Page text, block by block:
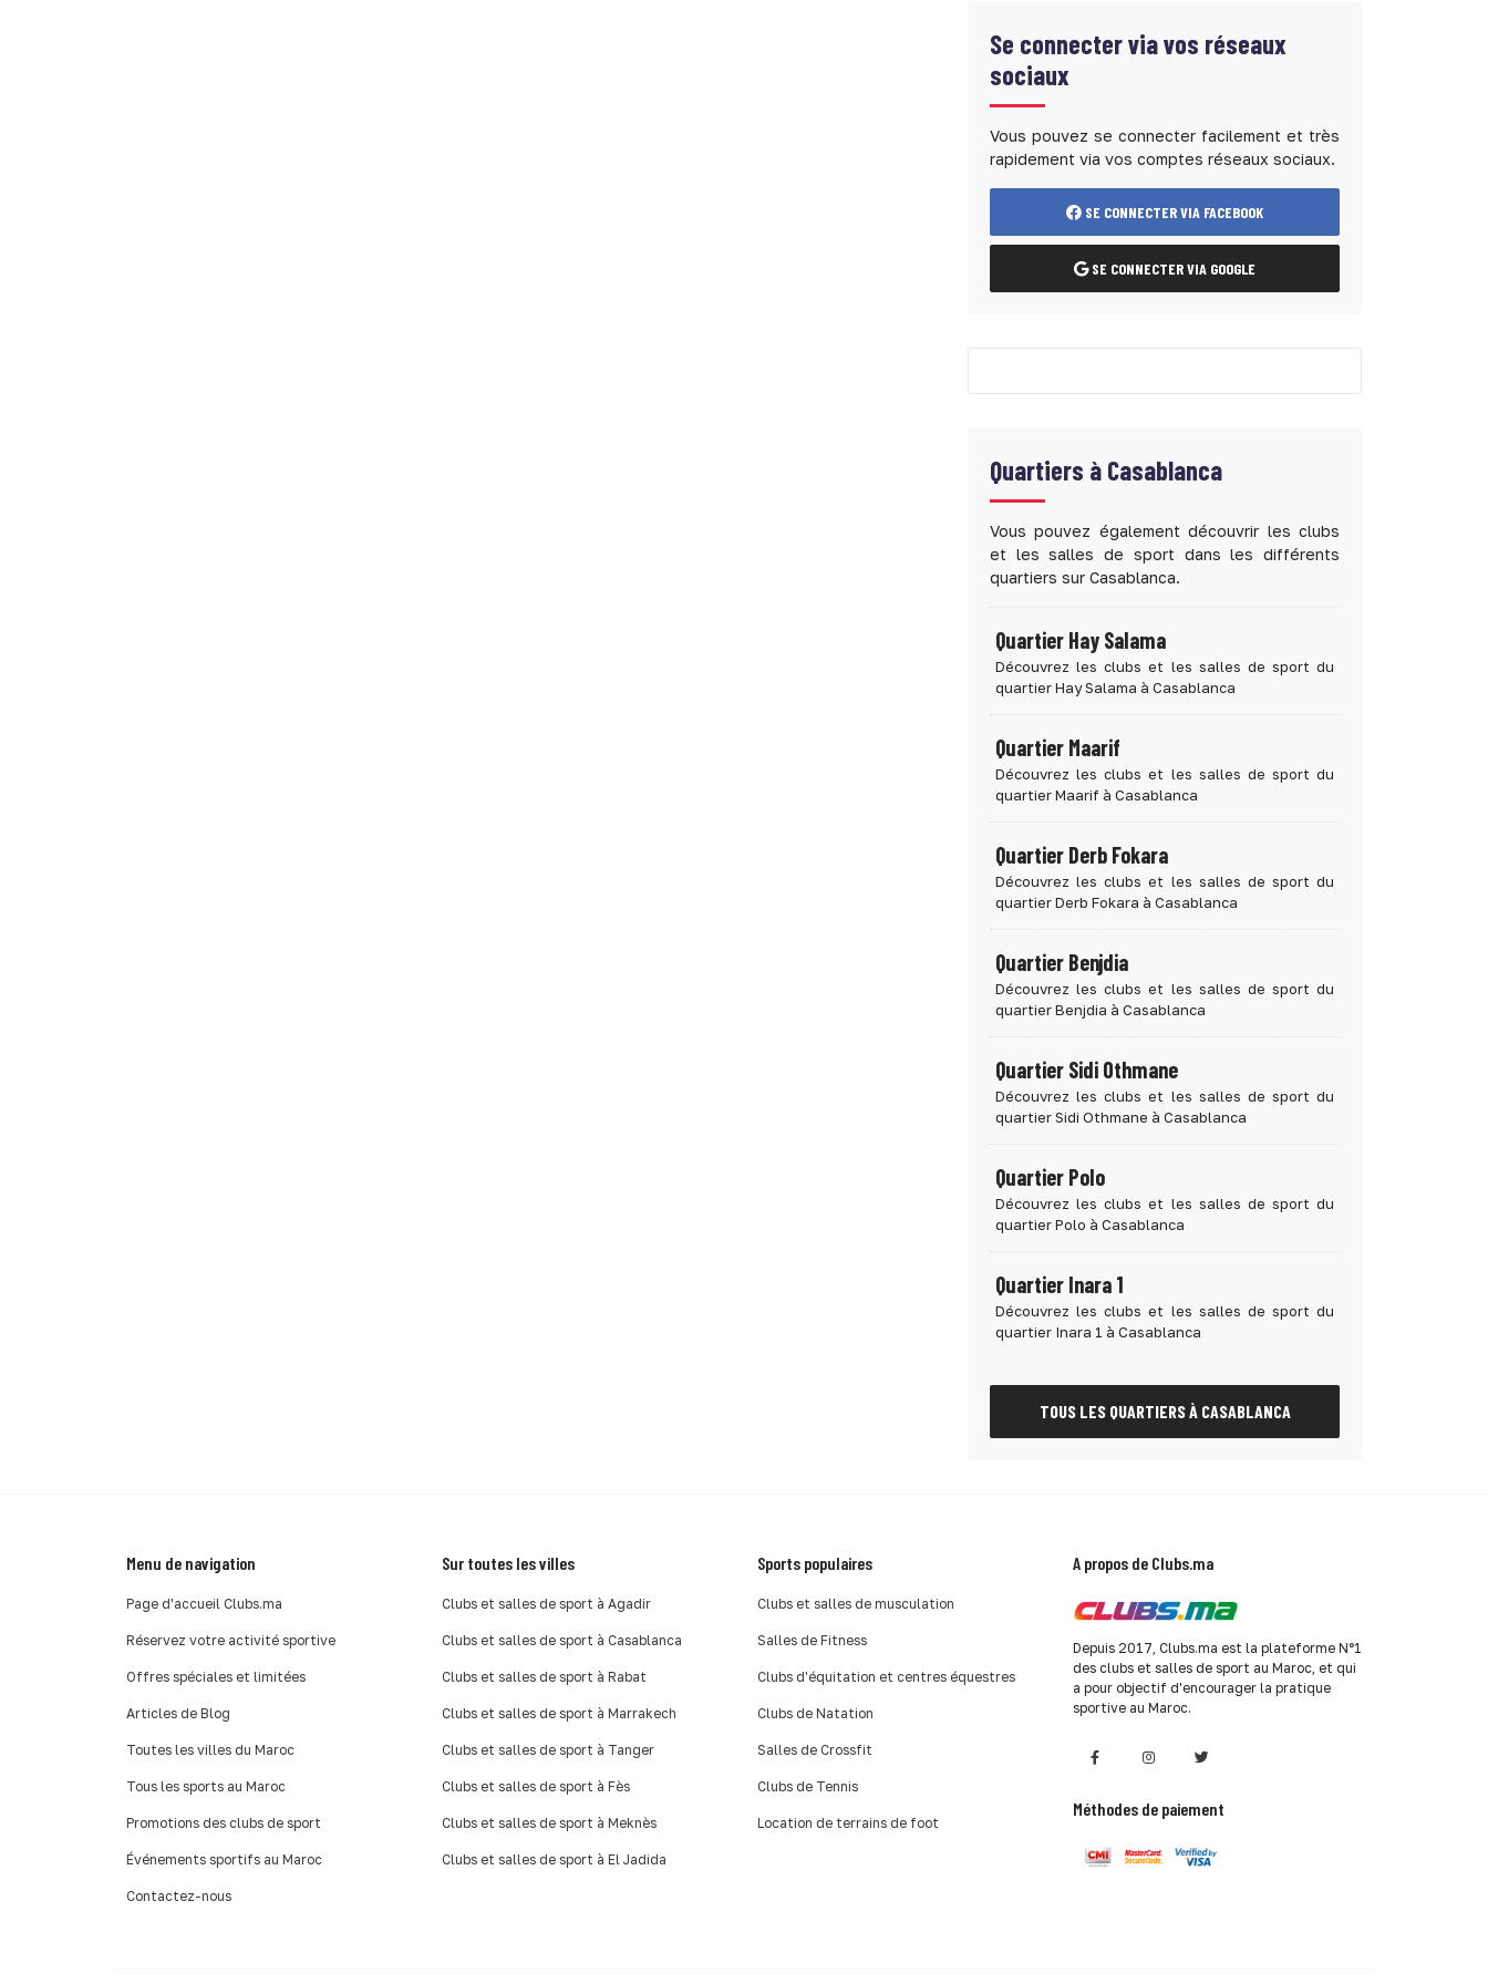
Se connecter via vos réseaux
sociaux
Vous pouvez se connecter facilement et très
rapidement via vos comptes réseaux sociaux.
SE CONNECTER VIA FACEBOOK
SE CONNECTER VIA GOOGLE
Quartiers à Casablanca
Vous pouvez également découvrir les clubs
et les salles de sport dans les différents
quartiers sur Casablanca.
Quartier Hay Salama
Découvrez les clubs et les salles de sport du
quartier Hay Salama à Casablanca
Quartier Maarif
Découvrez les clubs et les salles de sport du
quartier Maarif à Casablanca
Quartier Derb Fokara
Découvrez les clubs et les salles de sport du
quartier Derb Fokara à Casablanca
Quartier Benjdia
Découvrez les clubs et les salles de sport du
quartier Benjdia à Casablanca
Quartier Sidi Othmane
Découvrez les clubs et les salles de sport du
quartier Sidi Othmane à Casablanca
Quartier Polo
Découvrez les clubs et les salles de sport du
quartier Polo à Casablanca
Quartier Inara 1
Découvrez les clubs et les salles de sport du
quartier Inara 1 à Casablanca
TOUS LES QUARTIERS À CASABLANCA
Menu de navigation
Page d'accueil Clubs.ma
Réservez votre activité sportive
Offres spéciales et limitées
Articles de Blog
Toutes les villes du Maroc
Tous les sports au Maroc
Promotions des clubs de sport
Événements sportifs au Maroc
Contactez-nous
Sur toutes les villes
Clubs et salles de sport à Agadir
Clubs et salles de sport à Casablanca
Clubs et salles de sport à Rabat
Clubs et salles de sport à Marrakech
Clubs et salles de sport à Tanger
Clubs et salles de sport à Fès
Clubs et salles de sport à Meknès
Clubs et salles de sport à El Jadida
Sports populaires
Clubs et salles de musculation
Salles de Fitness
Clubs d'équitation et centres équestres
Clubs de Natation
Salles de Crossfit
Clubs de Tennis
Location de terrains de foot
A propos de Clubs.ma
Depuis 2017, Clubs.ma est la plateforme N°1
des clubs et salles de sport au Maroc, et qui
a pour objectif d'encourager la pratique
sportive au Maroc.
Méthodes de paiement